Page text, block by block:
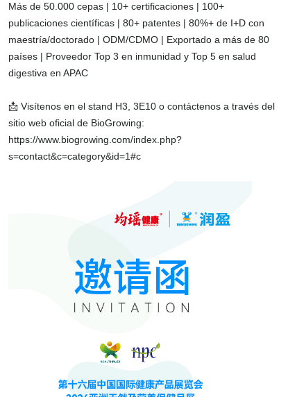
Más de 50.000 cepas | 10+ certificaciones | 100+
publicaciones científicas | 80+ patentes | 80%+ de I+D con
maestría/doctorado | ODM/CDMO | Exportado a más de 80
países | Proveedor Top 3 en inmunidad y Top 5 en salud
digestiva en APAC
📩 Visítenos en el stand H3, 3E10 o contáctenos a través del
sitio web oficial de BioGrowing:
https://www.biogrowing.com/index.php?
s=contact&c=category&id=1#c